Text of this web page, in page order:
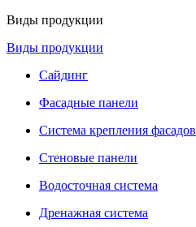
Виды продукции
Виды продукции
Сайдинг
Фасадные панели
Система крепления фасадов
Стеновые панели
Водосточная система
Дренажная система